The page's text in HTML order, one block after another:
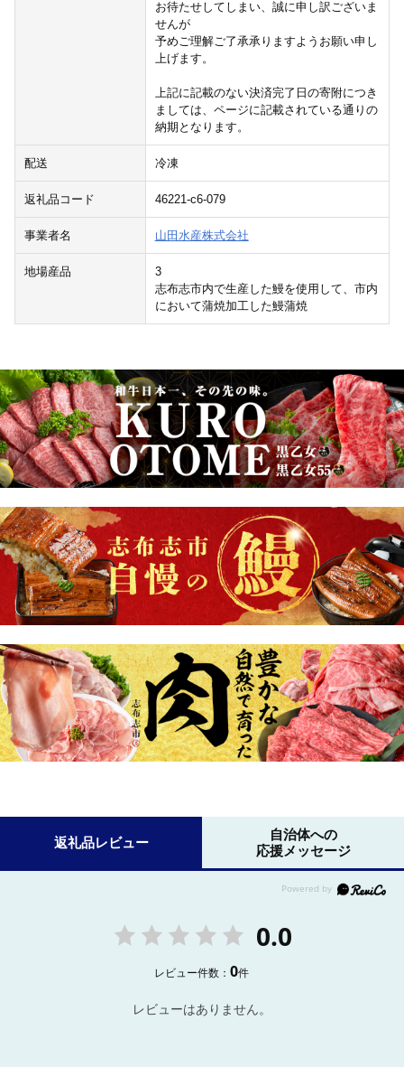
お待たせしてしまい、誠に申し訳ございま
せんが
予めご理解ご了承承りますようお願い申し
上げます。
上記に記載のない決済完了日の寄附につき
ましては、ページに記載されている通りの
納期となります。
配送 冷凍
返礼品コード 46221-c6-079
事業者名 山田水産株式会社
地場産品
3
志布志市内で生産した鰻を使用して、市内
において蒲焼加工した鰻蒲焼
返礼品レビュー
自治体への
応援メッセージ
0.0
レビュー件数：0件
レビューはありません。